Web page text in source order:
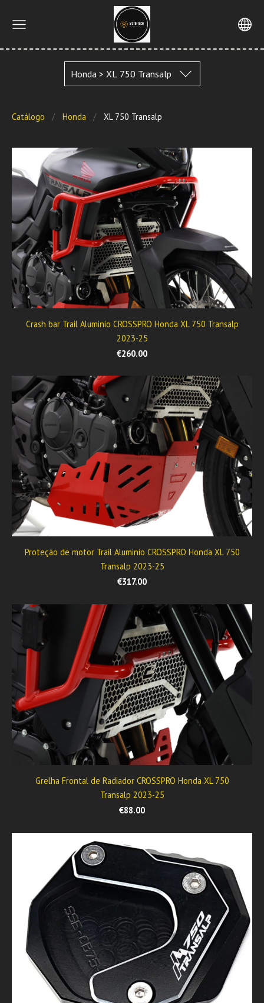
Honda > XL 750 Transalp
Catálogo Honda XL 750 Transalp
Crash bar Trail Aluminio CROSSPRO Honda XL 750 Transalp
2023-25
€260.00
Proteção de motor Trail Aluminio CROSSPRO Honda XL 750
Transalp 2023-25
€317.00
Grelha Frontal de Radiador CROSSPRO Honda XL 750
Transalp 2023-25
€88.00